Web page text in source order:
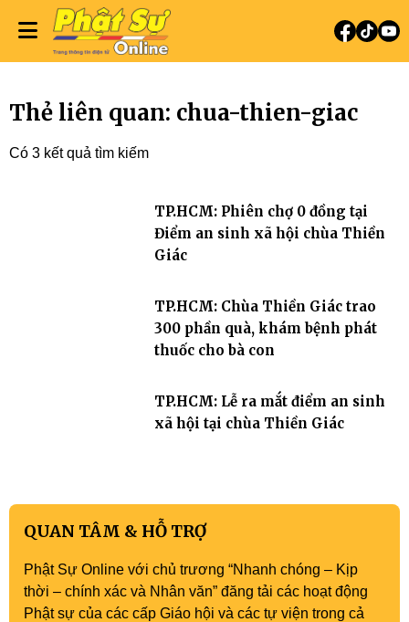
Thẻ liên quan: chua-thien-giac
Có 3 kết quả tìm kiếm
TP.HCM: Phiên chợ 0 đồng tại
Điểm an sinh xã hội chùa Thiền
Giác
TP.HCM: Chùa Thiền Giác trao
300 phần quà, khám bệnh phát
thuốc cho bà con
TP.HCM: Lễ ra mắt điểm an sinh
xã hội tại chùa Thiền Giác
QUAN TÂM & HỖ TRỢ
Phật Sự Online với chủ trương “Nhanh chóng – Kịp
thời – chính xác và Nhân văn” đăng tải các hoạt động
Phật sự của các cấp Giáo hội và các tự viện trong cả